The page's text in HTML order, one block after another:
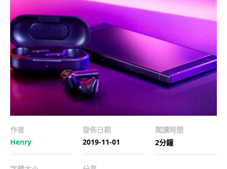
作者
Henry
發佈日期
2019-11-01
閱讀時間
2分鐘